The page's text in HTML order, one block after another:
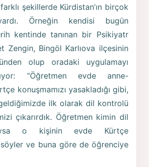
şekillerde Kürdistan’ın birçok
Örneğin kendisi bugün
kentinde tanınan bir Psikiyatr
Zengin, Bingöl Karlıova ilçesinin
olup oradaki uygulamayı
“Öğretmen evde anne-
konuşmamızı yasakladığı gibi,
ilk olarak dil kontrolü
çıkarırdık. Öğretmen kimin dil
o kişinin evde Kürtçe
ve buna göre de öğrenciye